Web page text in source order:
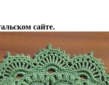
сайте.